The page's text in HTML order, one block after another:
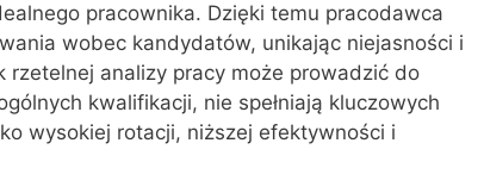
pracownika. Dzięki temu pracodawca
wobec kandydatów, unikając niejasności i
rzetelnej analizy pracy może prowadzić do
kwalifikacji, nie spełniają kluczowych
wysokiej rotacji, niższej efektywności i